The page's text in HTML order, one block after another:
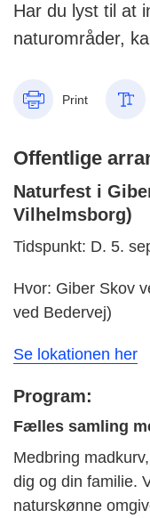
Har du lyst til at
naturområder,
Print
Offentlige
Naturfest i
Vilhelmsborg)
Tidspunkt: D. 5.
Hvor: Giber Skov
ved Bedervej)
Se lokationen her
Program:
Fælles samling
Medbring
dig og din familie.
naturskønne